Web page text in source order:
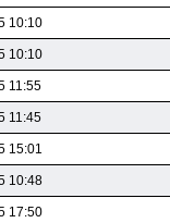
10:10
10:10
11:55
11:45
15:01
10:48
17:50